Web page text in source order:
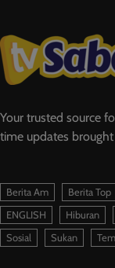
Your trusted source
time updates
Berita Am Berita Top
ENGLISH
Hiburan
Sosial
Sukan